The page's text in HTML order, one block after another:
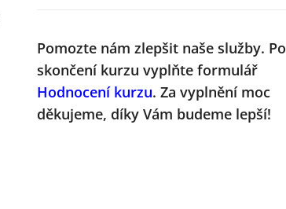
Pomozte nám zlepšit naše služby. Po
skončení kurzu vyplňte formulář
Hodnocení kurzu. Za vyplnění moc
děkujeme, díky Vám budeme lepší!